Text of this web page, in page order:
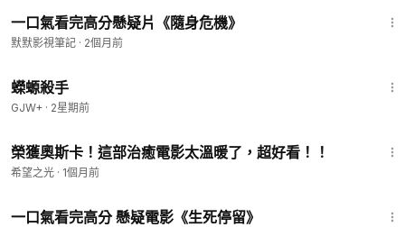
一口氣看完高分懸疑片《隨身危機》
默默影視筆記 · 2個月前
蠑螈殺手
GJW+ · 2星期前
榮獲奧斯卡！這部治癒電影太溫暖了，超好看！！
希望之光 · 1個月前
一口氣看完高分 懸疑電影《生死停留》